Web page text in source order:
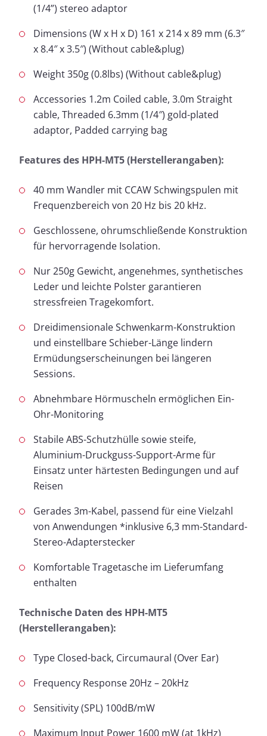
(1/4”) stereo adaptor
Dimensions (W x H x D) 161 x 214 x 89 mm (6.3″
x 8.4″ x 3.5″) (Without cable&plug)
Weight 350g (0.8lbs) (Without cable&plug)
Accessories 1.2m Coiled cable, 3.0m Straight
cable, Threaded 6.3mm (1/4″) gold-plated
adaptor, Padded carrying bag
Features des HPH-MT5 (Herstellerangaben):
40 mm Wandler mit CCAW Schwingspulen mit
Frequenzbereich von 20 Hz bis 20 kHz.
Geschlossene, ohrumschließende Konstruktion
für hervorragende Isolation.
Nur 250g Gewicht, angenehmes, synthetisches
Leder und leichte Polster garantieren
stressfreien Tragekomfort.
Dreidimensionale Schwenkarm-Konstruktion
und einstellbare Schieber-Länge lindern
Ermüdungserscheinungen bei längeren
Sessions.
Abnehmbare Hörmuscheln ermöglichen Ein-
Ohr-Monitoring
Stabile ABS-Schutzhülle sowie steife,
Aluminium-Druckguss-Support-Arme für
Einsatz unter härtesten Bedingungen und auf
Reisen
Gerades 3m-Kabel, passend für eine Vielzahl
von Anwendungen *inklusive 6,3 mm-Standard-
Stereo-Adapterstecker
Komfortable Tragetasche im Lieferumfang
enthalten
Technische Daten des HPH-MT5
(Herstellerangaben):
Type Closed-back, Circumaural (Over Ear)
Frequency Response 20Hz – 20kHz
Sensitivity (SPL) 100dB/mW
Maximum Input Power 1600 mW (at 1kHz)